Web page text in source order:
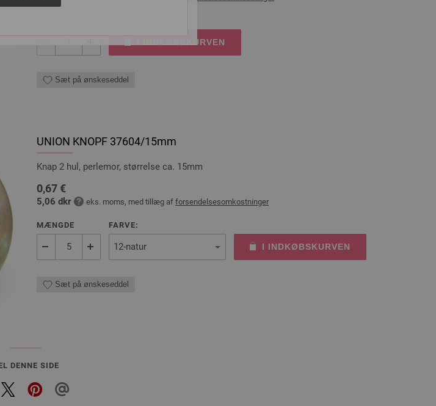
I INDKØBSKURVEN
Sæt på ønskeseddel
UNION KNOPF 37604/15mm
Knap 2 hul, perlemor, størrelse ca. 15mm
0,67 €
5,06 dkr eks. moms, med tillæg af forsendelsesomkostninger
MÆNGDE FARVE:
I INDKØBSKURVEN
Sæt på ønskeseddel
DENNE SIDE